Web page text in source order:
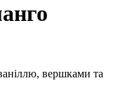
вершками та